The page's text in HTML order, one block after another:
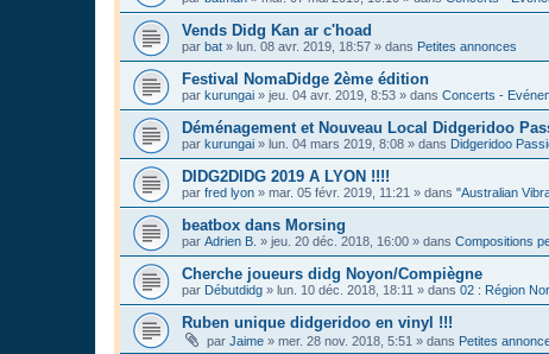
Vends Didg Kan ar c'hoad
par bat » lun. 08 avr. 2019, 18:57 » dans Petites annonces
Festival NomaDidge 2ème édition
par kurungai » jeu. 04 avr. 2019, 8:53 » dans Concerts -
Déménagement et Nouveau Local Didgeridoo
par kurungai » lun. 04 mars 2019, 8:08 » dans Didgeridoo
DIDG2DIDG 2019 A LYON !!!!
par fred lyon » mar. 05 févr. 2019, 11:21 » dans "Australian
beatbox dans Morsing
par Adrien B. » jeu. 20 déc. 2018, 16:00 » dans Compositions
Cherche joueurs didg Noyon/Compiègne
par Débutdidg » lun. 10 déc. 2018, 18:11 » dans 02 : Région
Ruben unique didgeridoo en vinyl !!!
par Jaime » mer. 28 nov. 2018, 5:51 » dans Petites